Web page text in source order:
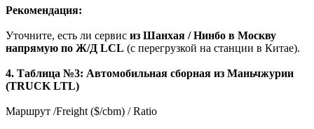
Рекомендация:
Уточните, есть ли сервис из Шанхая / Нинбо в Москву
напрямую по Ж/Д LCL (с перегрузкой на станции в Китае).
4. Таблица №3: Автомобильная сборная из Маньчжурии
(TRUCK LTL)
Маршрут /Freight ($/cbm) / Ratio